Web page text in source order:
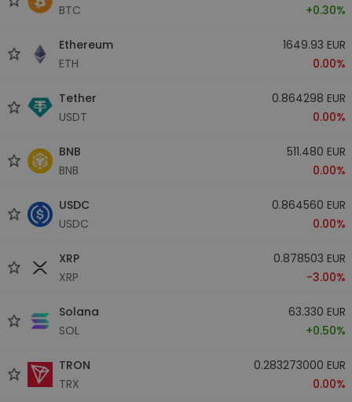
BTC
+0.30%
Ethereum
ETH
1649.93 EUR
0.00%
Tether
USDT
0.864298 EUR
0.00%
BNB
BNB
511.480 EUR
0.00%
USDC
USDC
0.864560 EUR
0.00%
XRP
XRP
0.878503 EUR
-3.00%
Solana
SOL
63.330 EUR
+0.50%
TRON
TRX
0.283273000 EUR
0.00%